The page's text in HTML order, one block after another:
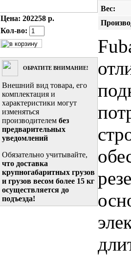
Цена: 202258 р.
Кол-во:
ОБРАТИТЕ ВНИМАНИЕ!
Внешний вид товара, его
комплектация и
характеристики могут
изменяться
производителем без
предварительных
уведомлений
Обязательно учитывайте,
что доставка
крупногабаритных грузов
и грузов весом более 15 кг
осуществляется до
подъезда!
Вес: